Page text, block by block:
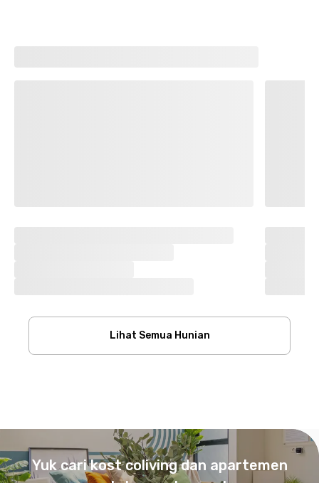
Lihat Semua Hunian
Yuk cari kost coliving dan apartemen